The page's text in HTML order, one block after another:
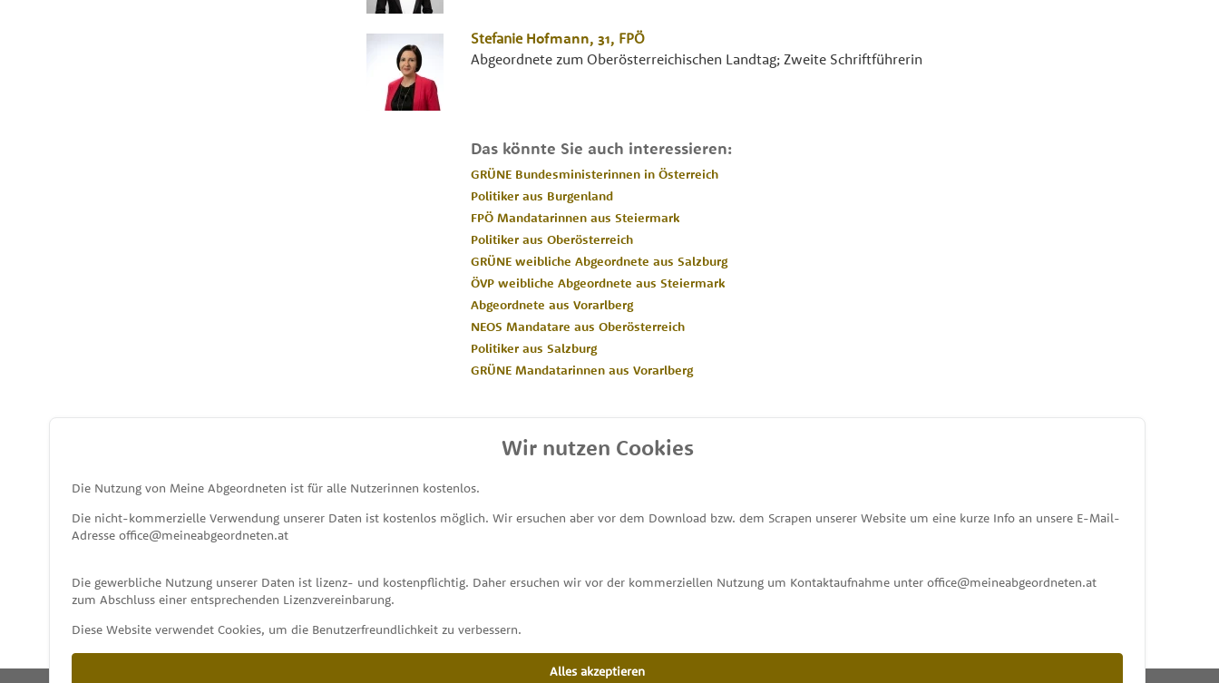
Stefanie Hofmann, 31, FPÖ
Abgeordnete zum Oberösterreichischen Landtag; Zweite Schriftführerin
Das könnte Sie auch interessieren:
GRÜNE Bundesministerinnen in Österreich
Politiker aus Burgenland
FPÖ Mandatarinnen aus Steiermark
Politiker aus Oberösterreich
GRÜNE weibliche Abgeordnete aus Salzburg
ÖVP weibliche Abgeordnete aus Steiermark
Abgeordnete aus Vorarlberg
NEOS Mandatare aus Oberösterreich
Politiker aus Salzburg
GRÜNE Mandatarinnen aus Vorarlberg
unterstützt von
Wir nutzen Cookies
Die Nutzung von Meine Abgeordneten ist für alle Nutzerinnen kostenlos.
Die nicht-kommerzielle Verwendung unserer Daten ist kostenlos möglich. Wir ersuchen aber vor dem Download bzw. dem Scrapen unserer Website um eine kurze Info an unsere E-Mail-
Adresse office@meineabgeordneten.at
Die gewerbliche Nutzung unserer Daten ist lizenz- und kostenpflichtig. Daher ersuchen wir vor der kommerziellen Nutzung um Kontaktaufnahme unter office@meineabgeordneten.at
zum Abschluss einer entsprechenden Lizenzvereinbarung.
Diese Website verwendet Cookies, um die Benutzerfreundlichkeit zu verbessern.
Alles akzeptieren